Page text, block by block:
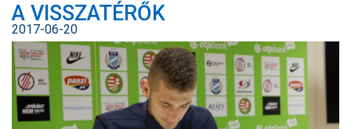
JEGYÉRTÉKESÍTÉS
EGYESÜLET
KAPCSOLAT
NYITÓLAP
HÍREK
A VISSZATÉRŐK
2017-06-20